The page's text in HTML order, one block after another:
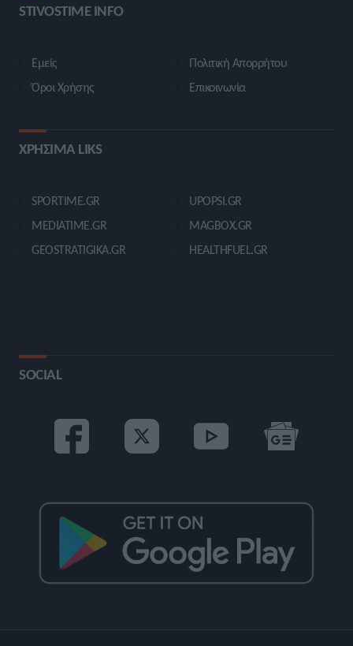
STIVOSTIME INFO
Εμείς
Όροι Χρήσης
Πολιτική Απορρήτου
Επικοινωνία
ΧΡΗΣΙΜΑ LIKS
SPORTIME.GR
MEDIATIME.GR
GEOSTRATIGIKA.GR
UPOPSI.GR
MAGBOX.GR
HEALTHFUEL.GR
SOCIAL